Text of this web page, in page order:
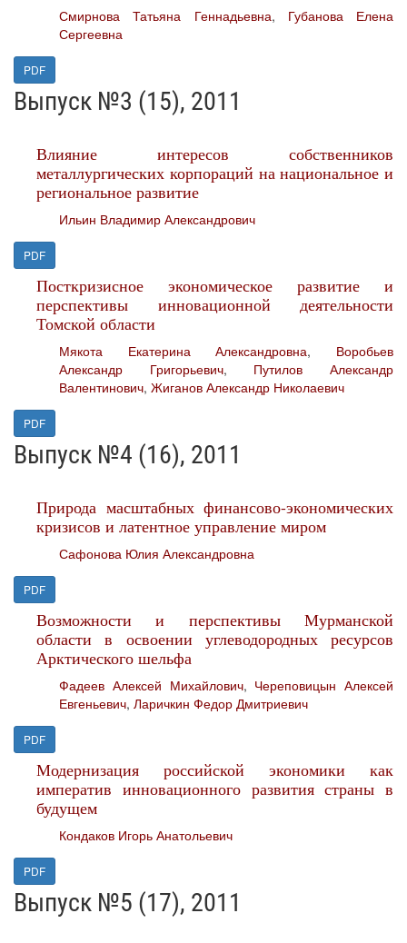
Смирнова Татьяна Геннадьевна, Губанова Елена
Сергеевна
PDF
Выпуск №3 (15), 2011
Влияние интересов собственников
металлургических корпораций на национальное и
региональное развитие
Ильин Владимир Александрович
PDF
Посткризисное экономическое развитие и
перспективы инновационной деятельности
Томской области
Мякота Екатерина Александровна, Воробьев
Александр Григорьевич, Путилов Александр
Валентинович, Жиганов Александр Николаевич
PDF
Выпуск №4 (16), 2011
Природа масштабных финансово-экономических
кризисов и латентное управление миром
Сафонова Юлия Александровна
PDF
Возможности и перспективы Мурманской
области в освоении углеводородных ресурсов
Арктического шельфа
Фадеев Алексей Михайлович, Череповицын Алексей
Евгеньевич, Ларичкин Федор Дмитриевич
PDF
Модернизация российской экономики как
императив инновационного развития страны в
будущем
Кондаков Игорь Анатольевич
PDF
Выпуск №5 (17), 2011